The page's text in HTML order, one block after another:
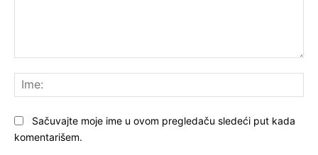
Sačuvajte moje ime u ovom pregledaču sledeći put kada
komentarišem.